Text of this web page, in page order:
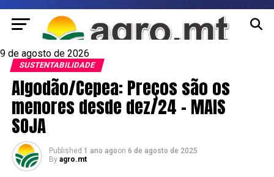
9 de agosto de 2026
SUSTENTABILIDADE
Algodão/Cepea: Preços são os
menores desde dez/24 – MAIS
SOJA
Published 1 ano agoon 6 de agosto de 2025
By agro.mt